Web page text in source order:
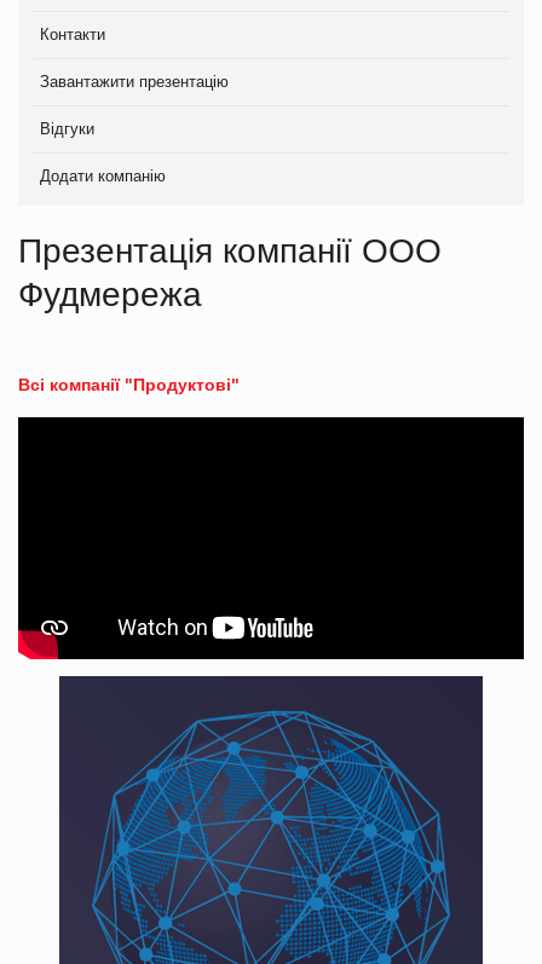
Контакти
Завантажити презентацію
Відгуки
Додати компанію
Презентація компанії ООО
Фудмережа
Всі компанії "Продуктові"